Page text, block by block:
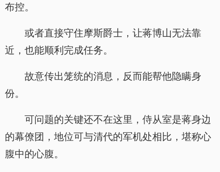
布控。
或者直接守住摩斯爵士，让蒋博山无法靠
近，也能顺利完成任务。
故意传出笼统的消息，反而能帮他隐瞒身
份。
可问题的关键还不在这里，侍从室是蒋身边
的幕僚团，地位可与清代的军机处相比，堪称心
腹中的心腹。